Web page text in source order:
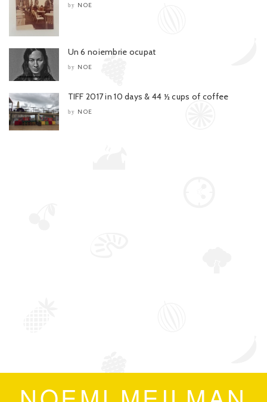
by NOE
Un 6 noiembrie ocupat
by NOE
TIFF 2017 in 10 days & 44 ½ cups of coffee
by NOE